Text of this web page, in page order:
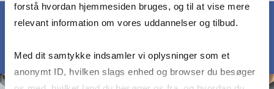
forstå hvordan hjemmesiden bruges, og til at vise mere
relevant information om vores uddannelser og tilbud.
Med dit samtykke indsamler vi oplysninger som et
anonymt ID, hvilken slags enhed og browser du besøger